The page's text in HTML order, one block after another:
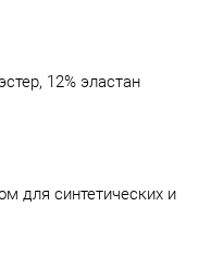
12% эластан
для синтетических и